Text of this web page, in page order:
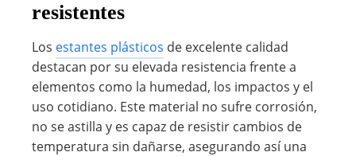
resistentes
Los estantes plásticos de excelente calidad
destacan por su elevada resistencia frente a
elementos como la humedad, los impactos y el
uso cotidiano. Este material no sufre corrosión,
no se astilla y es capaz de resistir cambios de
temperatura sin dañarse, asegurando así una